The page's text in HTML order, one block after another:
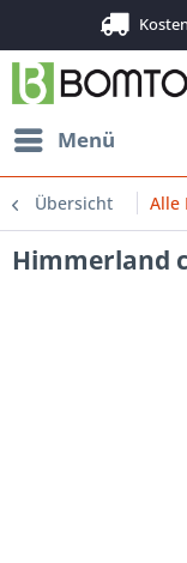
Menü
Übersicht Alle
Himmerland